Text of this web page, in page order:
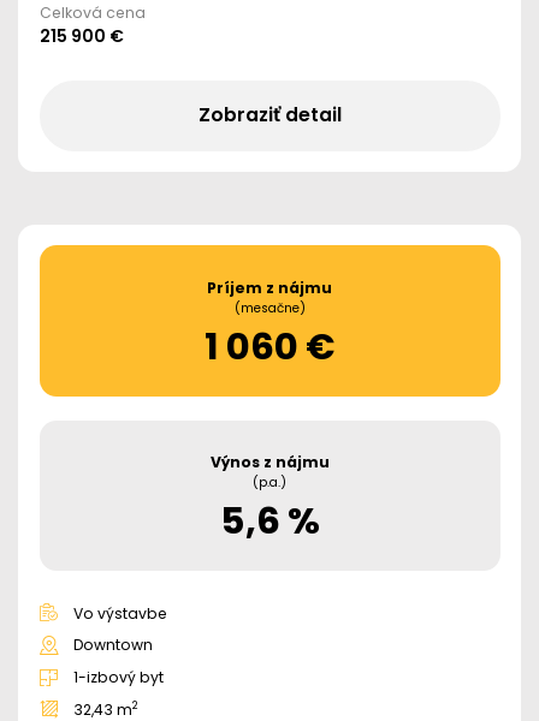
Celková cena
215 900 €
Zobraziť detail
Príjem z nájmu
(mesačne)
1 060 €
Výnos z nájmu
(p.a.)
5,6 %
Vo výstavbe
Downtown
1-izbový byt
32,43 m2